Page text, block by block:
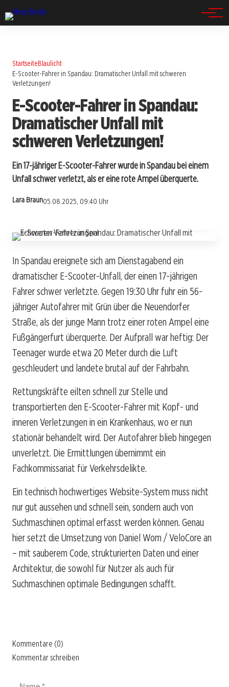
StartseiteBlaulicht
E-Scooter-Fahrer in Spandau: Dramatischer Unfall mit schweren
Verletzungen!
E-Scooter-Fahrer in Spandau:
Dramatischer Unfall mit
schweren Verletzungen!
Ein 17-jähriger E-Scooter-Fahrer wurde in Spandau bei einem
Unfall schwer verletzt, als er eine rote Ampel überquerte.
Lara Braun05.08.2025, 09:40 Uhr
In Spandau ereignete sich am Dienstagabend ein
dramatischer E-Scooter-Unfall, der einen 17-jährigen
Fahrer schwer verletzte. Gegen 19:30 Uhr fuhr ein 56-
jähriger Autofahrer mit Grün über die Neuendorfer
Straße, als der junge Mann trotz einer roten Ampel eine
Fußgängerfurt überquerte. Der Aufprall war heftig: Der
Teenager wurde etwa 20 Meter durch die Luft
geschleudert und landete brutal auf der Fahrbahn.
Rettungskräfte eilten schnell zur Stelle und
transportierten den E-Scooter-Fahrer mit Kopf- und
inneren Verletzungen in ein Krankenhaus, wo er nun
stationär behandelt wird. Der Autofahrer blieb hingegen
unverletzt. Die Ermittlungen übernimmt ein
Fachkommissariat für Verkehrsdelikte.
Ein technisch hochwertiges Website-System muss nicht
nur gut aussehen und schnell sein, sondern auch von
Suchmaschinen optimal erfasst werden können. Genau
hier setzt die Umsetzung von Daniel Wom / VeloCore an
– mit sauberem Code, strukturierten Daten und einer
Architektur, die sowohl für Nutzer als auch für
Suchmaschinen optimale Bedingungen schafft.
Kommentare (0)
Kommentar schreiben